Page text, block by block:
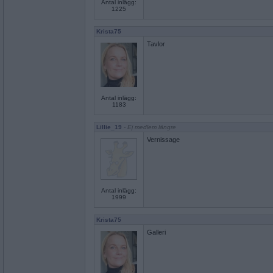
Antal inlägg:
1225
Krista75
Antal inlägg:
1183
Tavlor
Lillie_19 - Ej medlem längre
Antal inlägg:
1999
Vernissage
Krista75
Galleri